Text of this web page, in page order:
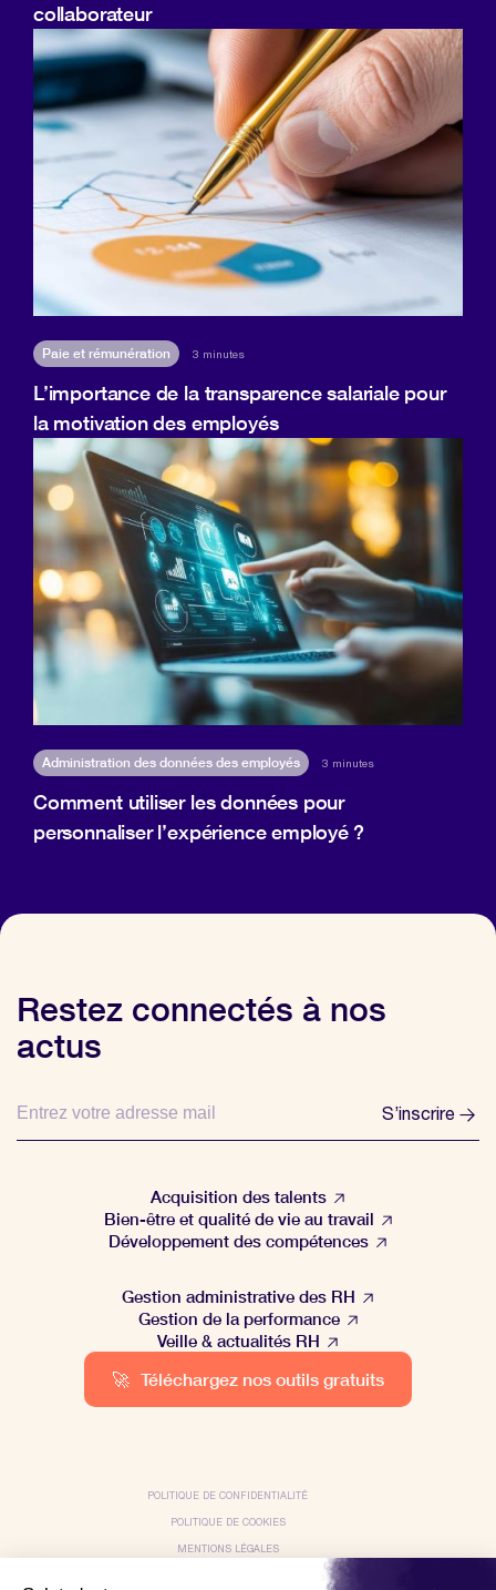
collaborateur
Paie et rémunération 3 minutes
L’importance de la transparence salariale pour
la motivation des employés
Administration des données des employés 3 minutes
Comment utiliser les données pour
personnaliser l’expérience employé ?
Restez connectés à nos
actus
S’inscrire
Acquisition des talents
Bien-être et qualité de vie au travail
Développement des compétences
Gestion administrative des RH
Gestion de la performance
Veille & actualités RH
🚀 Téléchargez nos outils gratuits
POLITIQUE DE CONFIDENTIALITÉ
POLITIQUE DE COOKIES
MENTIONS LÉGALES